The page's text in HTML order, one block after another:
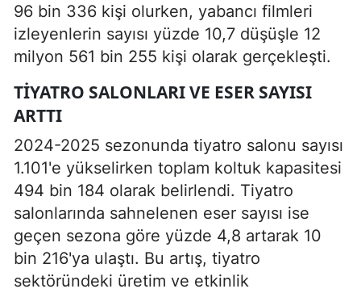
96 bin 336 kişi olurken, yabancı filmleri
izleyenlerin sayısı yüzde 10,7 düşüşle 12
milyon 561 bin 255 kişi olarak gerçekleşti.
TIYATRO SALONLARI VE ESER SAYISI
ARTTI
2024-2025 sezonunda tiyatro salonu sayısı
1.101'e yükselirken toplam koltuk kapasitesi
494 bin 184 olarak belirlendi. Tiyatro
salonlarında sahnelenen eser sayısı ise
geçen sezona göre yüzde 4,8 artarak 10
bin 216'ya ulaştı. Bu artış, tiyatro
sektöründeki üretim ve etkinlik